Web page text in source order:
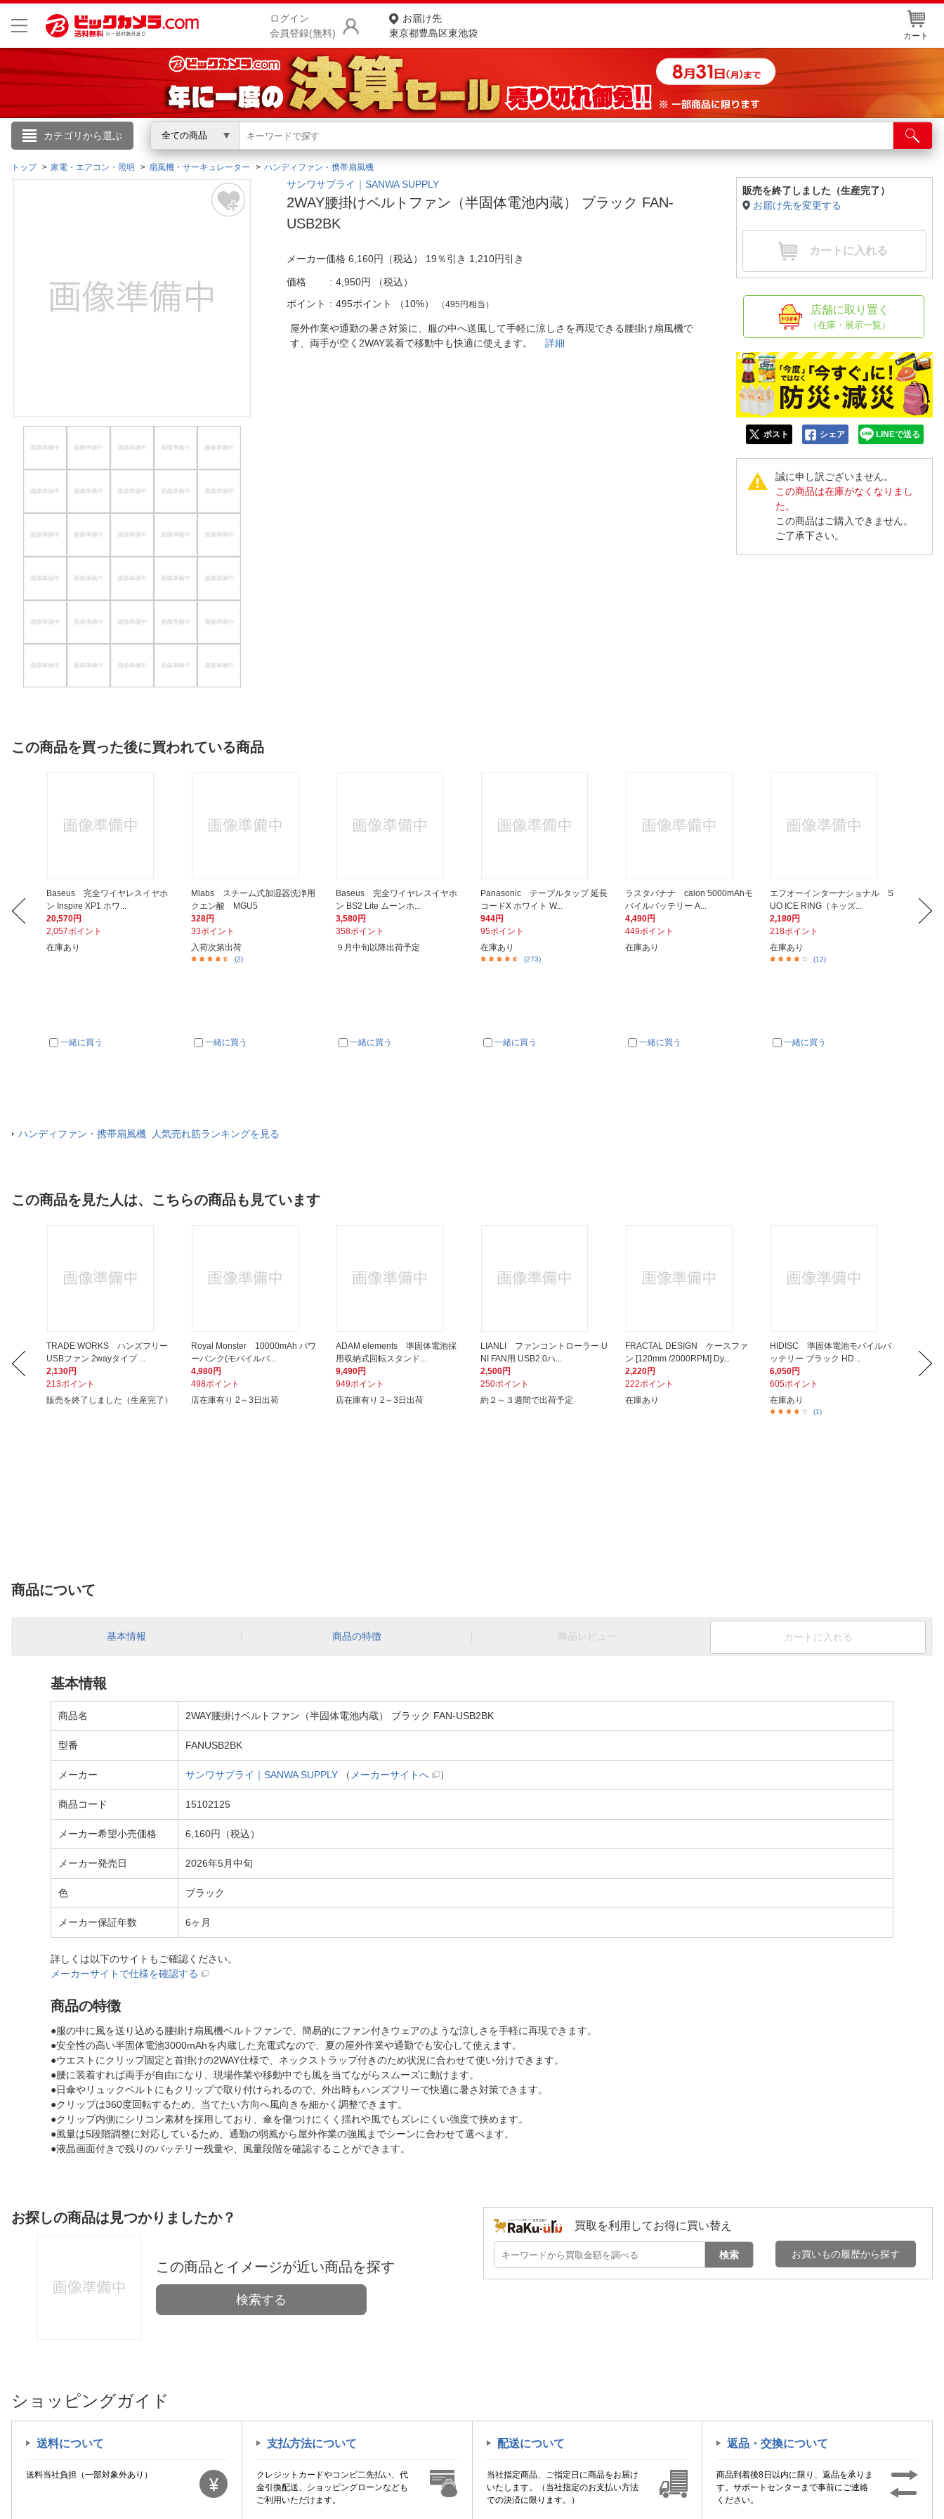
ログイン
会員登録(無料)
お届け先
東京都豊島区東池袋
カート
カテゴリから選ぶ 全ての商品
こんにちは
ログイン
閲覧履歴
商品をさがす
ランキングからさがす
カテゴリ一覧からさがす
お客様サポート
よくある質問・お問合せ
ご利用規約
店舗サービス
ネット取り置き
店舗情報・店舗一覧
トップ 家電・エアコン・照明 扇風機・サーキュレーター ハンディファン・携帯扇風機
サンワサプライ｜SANWA SUPPLY
2WAY腰掛けベルトファン（半固体電池内蔵） ブラック FAN-
USB2BK
メーカー価格 6,160円（税込） 19％引き 1,210円引き
価格 4,950円
（税込）
ポイント
495ポイント （10%） （495円相当）
屋外作業や通勤の暑さ対策に、服の中へ送風して手軽に涼しさを再現できる腰掛け扇風機で
す、両手が空く2WAY装着で移動中も快適に使えます。詳細
販売を終了しました（生産完了）
お届け先を変更する
カートに入れる
店舗に取り置く
（在庫・展示一覧）
ポスト シェア LINEで送る
誠に申し訳ございません。
この商品は在庫がなくなりまし
た。
この商品はご購入できません。
ご了承下さい。
この商品を買った後に買われている商品
Baseus 完全ワイヤレスイヤホ
ン Inspire XP1 ホワ...
20,570円
2,057ポイント
在庫あり
一緒に買う
Mlabs スチーム式加湿器洗浄用
クエン酸 MGU5
328円
33ポイント
入荷次第出荷
(2)
一緒に買う
Baseus 完全ワイヤレスイヤホ
ン BS2 Lite ムーンホ...
3,580円
358ポイント
９月中旬以降出荷予定
一緒に買う
Panasonic テーブルタップ 延長
コードX ホワイト W...
944円
95ポイント
在庫あり
(273)
一緒に買う
ラスタバナナ calon 5000mAhモ
バイルバッテリー A...
4,490円
449ポイント
在庫あり
一緒に買う
エフオーインターナショナル S
UO ICE RING（キッズ...
2,180円
218ポイント
在庫あり
(12)
一緒に買う
ブラ
798円
ハンディファン・携帯扇風機 人気売れ筋ランキングを見る
この商品を見た人は、こちらの商品も見ています
TRADE WORKS ハンズフリー
USBファン 2wayタイプ ...
2,130円
213ポイント
販売を終了しました（生産完了）
Royal Monster 10000mAh パワ
ーバンク(モバイルバ...
4,980円
498ポイント
店在庫有り 2～3日出荷
ADAM elements 準固体電池採
用収納式回転スタンド...
9,490円
949ポイント
店在庫有り 2～3日出荷
LIANLI ファンコントローラー U
NI FAN用 USB2.0ハ...
2,500円
250ポイント
約２～３週間で出荷予定
FRACTAL DESIGN ケースファ
ン [120mm /2000RPM] Dy...
2,220円
222ポイント
在庫あり
HIDISC 準固体電池モバイルバ
ッテリー ブラック HD...
6,050円
605ポイント
在庫あり
(1)
ッテ
4,974円
商品について
カートに入れる
基本情報 商品の特徴 商品レビュー
基本情報
商品名 2WAY腰掛けベルトファン（半固体電池内蔵） ブラック FAN-USB2BK
型番 FANUSB2BK
メーカー サンワサプライ｜SANWA SUPPLY （ メーカーサイトへ ）
商品コード 15102125
メーカー希望小売価格 6,160円（税込）
メーカー発売日 2026年5月中旬
色 ブラック
メーカー保証年数 6ヶ月
詳しくは以下のサイトもご確認ください。
メーカーサイトで仕様を確認する
商品の特徴
●服の中に風を送り込める腰掛け扇風機ベルトファンで、簡易的にファン付きウェアのような涼しさを手軽に再現できます。
●安全性の高い半固体電池3000mAhを内蔵した充電式なので、夏の屋外作業や通勤でも安心して使えます。
●ウエストにクリップ固定と首掛けの2WAY仕様で、ネックストラップ付きのため状況に合わせて使い分けできます。
●腰に装着すれば両手が自由になり、現場作業や移動中でも風を当てながらスムーズに動けます。
●日傘やリュックベルトにもクリップで取り付けられるので、外出時もハンズフリーで快適に暑さ対策できます。
●クリップは360度回転するため、当てたい方向へ風向きを細かく調整できます。
●クリップ内側にシリコン素材を採用しており、傘を傷つけにくく揺れや風でもズレにくい強度で挟めます。
●風量は5段階調整に対応しているため、通勤の弱風から屋外作業の強風までシーンに合わせて選べます。
●液晶画面付きで残りのバッテリー残量や、風量段階を確認することができます。
お探しの商品は見つかりましたか？
この商品とイメージが近い商品を探す
検索する
買取を利用してお得に買い替え
検索 お買いもの履歴から探す
ショッピングガイド
送料について
送料当社負担（一部対象外あり）
支払方法について
クレジットカードやコンビ二先払い、代
金引換配送、ショッピングローンなども
ご利用いただけます。
配送について
当社指定商品、ご指定日に商品をお届け
いたします。（当社指定のお支払い方法
での決済に限ります。）
返品・交換について
商品到着後8日以内に限り、返品を承りま
す。サポートセンターまで事前にご連絡
ください。